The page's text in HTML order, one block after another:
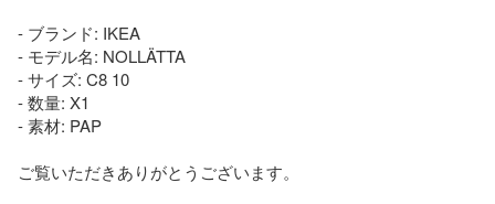
- ブランド: IKEA
- モデル名: NOLLÄTTA
- サイズ: C8 10
- 数量: X1
- 素材: PAP
ご覧いただきありがとうございます。